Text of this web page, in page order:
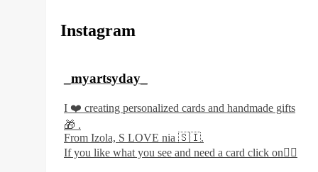
Instagram
_myartsyday_
I ❤️ creating personalized cards and handmade gifts
🎁 .
From Izola, S LOVE nia 🇸🇮.
If you like what you see and need a card click on👇🏻